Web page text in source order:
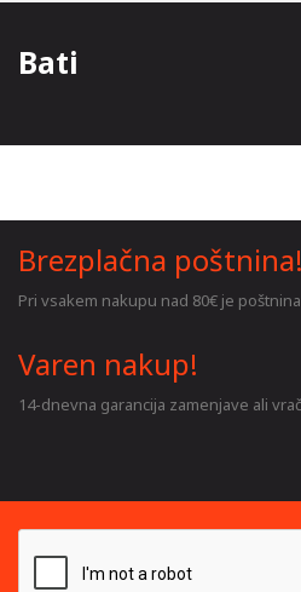
Bati
Brezplačna poštnina!
Pri vsakem nakupu nad 80€ je
Varen nakup!
14-dnevna garancija zamenjave ali